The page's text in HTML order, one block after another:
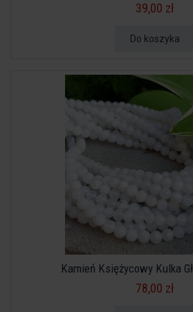
39,00 zł
Do koszyka
Kamień Księżycowy Kulka
78,00 zł